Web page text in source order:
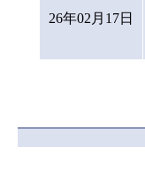
26年02月17日